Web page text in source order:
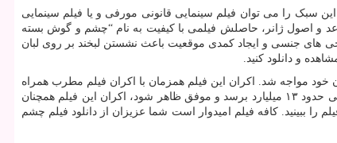
سبک را می توان فیلم سینمایی قانونی مورفی و یا فیلم سینمایی
و اصول ژانر، حاصلش فیلمی با کیفیت به نام “چشم و گوش بسته
های جنسی و ایجاد کمدی موقعیت باعث نشستن لبخند بر روی لبان
و دانلود کنید.
برای اکران خود مواجه شد. اکران این فیلم همزمان با اکران فیلم مطرب همراه
شد و با وجود توقیفی بودن این فیلم، بیشترین فروش را از آن خود کرد. اما با این وجود هم تا این لحظه فیلم چشم و گوش بسته توانسته در گیشه به فروشی حدود ۱۳ میلیارد برسد و موفق ظاهر شود، اکران این فیلم همچنان
را ببینید. کافه فیلم امیدوار است شما عزیزان از دانلود فیلم چشم